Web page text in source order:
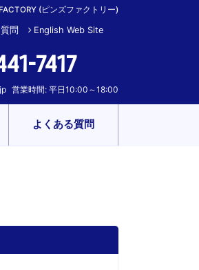
(ピンズファクトリー)
問 English Web Site
7417
営業時間: 平日10:00～18:00
よくある質問